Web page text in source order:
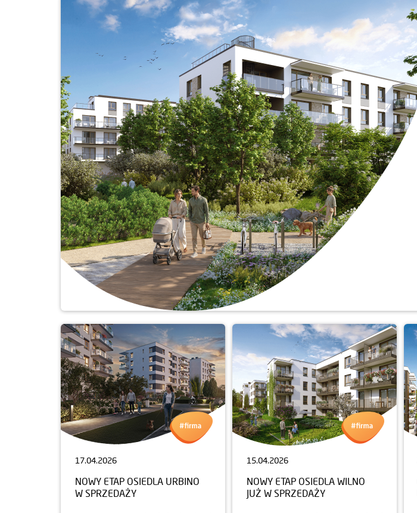
17.04.2026
NOWY ETAP OSIEDLA URBINO
W SPRZEDAŻY
15.04.2026
NOWY ETAP OSIEDLA WILNO
JUŻ W SPRZEDAŻY